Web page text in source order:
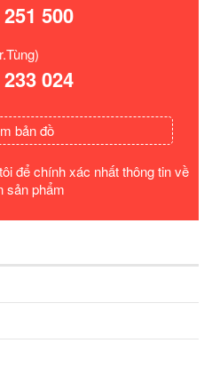
500
024
bản đồ
để chính xác nhất thông tin về
sản phẩm